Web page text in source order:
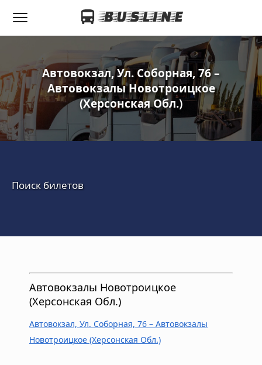
Автовокзал, Ул. Соборная, 76 –
Автовокзалы Новотроицкое
(Херсонская Обл.)
Поиск билетов
Автовокзалы Новотроицкое
(Херсонская Обл.)
Автовокзал, Ул. Соборная, 76 – Автовокзалы
Новотроицкое (Херсонская Обл.)